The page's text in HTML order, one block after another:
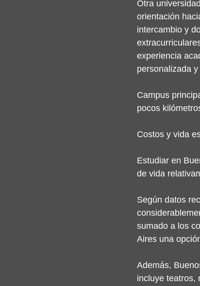
Otra
orientación
intercambio y
experiencia
personalizada
Campus
pocos
Costos y vida
Estudiar en
de vida
Según datos
sumado a los
Aires una
Además,
incluye teatros,